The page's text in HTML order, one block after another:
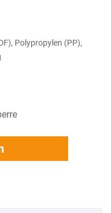
Polypropylen (PP),